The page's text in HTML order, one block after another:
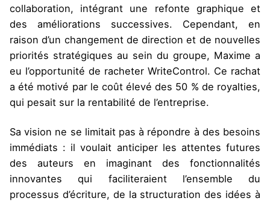
collaboration, intégrant une refonte graphique et
des améliorations successives. Cependant, en
raison d’un changement de direction et de nouvelles
priorités stratégiques au sein du groupe, Maxime a
eu l’opportunité de racheter WriteControl. Ce rachat
a été motivé par le coût élevé des 50 % de royalties,
qui pesait sur la rentabilité de l’entreprise.
Sa vision ne se limitait pas à répondre à des besoins
immédiats : il voulait anticiper les attentes futures
des auteurs en imaginant des fonctionnalités
innovantes qui faciliteraient l’ensemble du
processus d’écriture, de la structuration des idées à